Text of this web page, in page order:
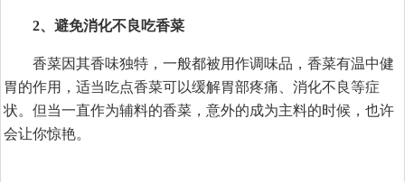
2、避免消化不良吃香菜
香菜因其香味独特，一般都被用作调味品，香菜有温中健
胃的作用，适当吃点香菜可以缓解胃部疼痛、消化不良等症
状。但当一直作为辅料的香菜，意外的成为主料的时候，也许
会让你惊艳。